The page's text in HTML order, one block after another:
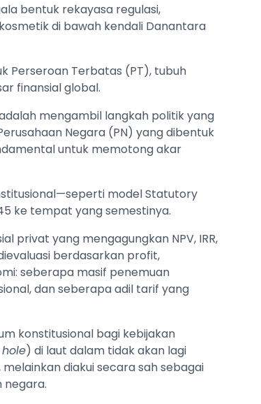
bentuk rekayasa regulasi,
di bawah kendali Danantara
Perseroan Terbatas (PT), tubuh
finansial global.
mengambil langkah politik yang
Negara (PN) yang dibentuk
untuk memotong akar
model Statutory
ke tempat yang semestinya.
privat yang mengagungkan NPV, IRR,
berdasarkan profit,
seberapa masif penemuan
dan seberapa adil tarif yang
konstitusional bagi kebijakan
) di laut dalam tidak akan lagi
diakui secara sah sebagai
negara.